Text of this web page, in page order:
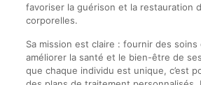
favoriser la guérison et la restauration
corporelles.
Sa mission est claire : fournir des
améliorer la santé et le bien-être de
que chaque individu est unique, c’est